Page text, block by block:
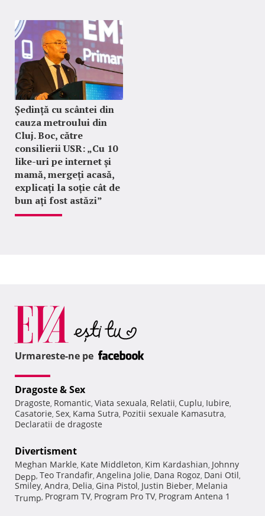
Ședință cu scântei din
cauza metroului din
Cluj. Boc, către
consilierii USR: „Cu 10
like-uri pe internet și
mamă, mergeți acasă,
explicați la soție cât de
bun ați fost astăzi”
Urmareste-ne pe
Dragoste & Sex
Dragoste, Romantic, Viata sexuala, Relatii, Cuplu, Iubire,
Casatorie, Sex, Kama Sutra, Pozitii sexuale Kamasutra,
Declaratii de dragoste
Divertisment
Meghan Markle, Kate Middleton, Kim Kardashian, Johnny
Depp, Teo Trandafir, Angelina Jolie, Dana Rogoz, Dani Otil,
Smiley, Andra, Delia, Gina Pistol, Justin Bieber, Melania
Trump, Program TV, Program Pro TV, Program Antena 1